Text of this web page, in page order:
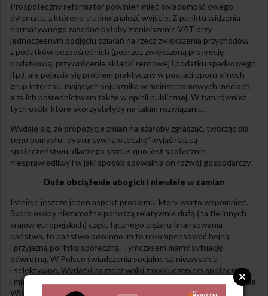
Prospołeczny reformator powinien mieć świadomość owego
dylematu, z którego trudno znaleźć wyjście. Z punktu widzenia
normatywnego zasadne byłoby zmniejszenie VAT przy
jednoczesnym podjęciu działań na rzecz zwiększenia przychodów
z podatków bezpośrednich (poprzez zwiększoną progresję
podatkową, przywrócenie składki rentowej i podatku spadkowego
itp.), ale pojawia się problem praktyczny w postaci oporu silnych
grup interesu, mających sojusznika w mainstreamowych mediach,
a za ich pośrednictwem także w opinii publicznej. W tym również
tych osób, które skorzystałyby na takim rozwiązaniu.
Wydaje się, że propozycje zmian należałoby zgłaszać, tworząc dla
tego pomysłu „dyskursywną otoczkę” wyjaśniającą
społeczeństwu, dlaczego status quo jest społecznie
niesprawiedliwy i w jaki sposób spowalnia on rozwój gospodarczy.
Duże obciążenie ubogich i niewiele w zamian
Istnieje jeszcze jeden aspekt problemu, który warto wspomnieć.
Skoro osoby niezamożne ponoszą relatywnie dużą (na tle innych
krajów europejskich) część łącznego ciężaru finansowania
państwa, to państwo powinno im to rekompensować hojną
i przyjazną polityką społeczną. Tymczasem mamy sytuację
odwrotną. W Polsce świadczenia socjalne są niewysokie
i selektywne. Wydatki na rzecz walki z wykluczeniem społecznym
i mieszkalnictwem stanowią niemal najniższy (przebijają nas jedynie
Włochy) procent PKB w całej Unii Europejskiej. Również wiele